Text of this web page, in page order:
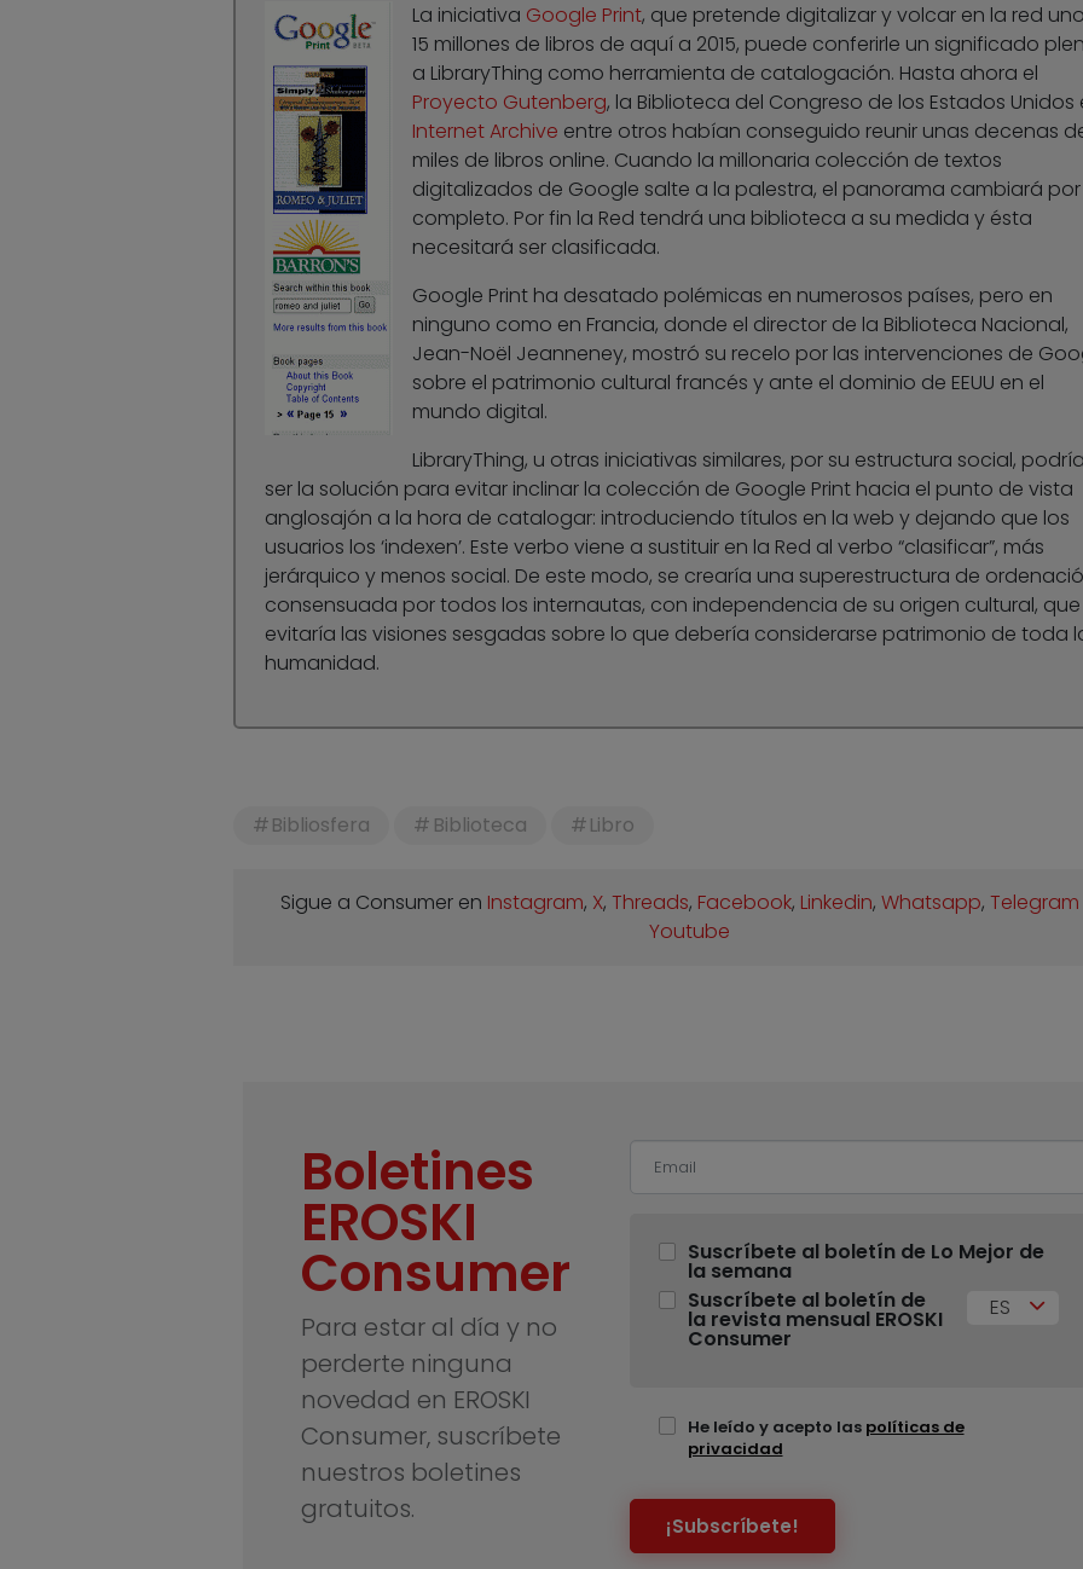
La iniciativa Google Print, que pretende digitalizar y volcar en la red
15 millones de libros de aquí a 2015, puede conferirle un significado
a LibraryThing como herramienta de catalogación. Hasta ahora el
Proyecto Gutenberg, la Biblioteca del Congreso de los Estados Unidos
Internet Archive entre otros habían conseguido reunir unas decenas
miles de libros online. Cuando la millonaria colección de textos
digitalizados de Google salte a la palestra, el panorama cambiará por
completo. Por fin la Red tendrá una biblioteca a su medida y ésta
necesitará ser clasificada.
Google Print ha desatado polémicas en numerosos países, pero en
ninguno como en Francia, donde el director de la Biblioteca Nacional,
Jean-Noël Jeanneney, mostró su recelo por las intervenciones de
sobre el patrimonio cultural francés y ante el dominio de EEUU en el
mundo digital.
LibraryThing, u otras iniciativas similares, por su estructura social,
ser la solución para evitar inclinar la colección de Google Print hacia el punto de vista
anglosajón a la hora de catalogar: introduciendo títulos en la web y dejando que los
usuarios los ‘indexen’. Este verbo viene a sustituir en la Red al verbo “clasificar”, más
jerárquico y menos social. De este modo, se crearía una superestructura de
consensuada por todos los internautas, con independencia de su origen cultural, que
evitaría las visiones sesgadas sobre lo que debería considerarse patrimonio de toda
humanidad.
Bibliosfera Biblioteca Libro
Sigue a Consumer en Instagram, X,Threads, Facebook, Linkedin,Whatsapp,Telegram
Youtube
Boletines
EROSKI
Consumer
Para estar al día y no
perderte ninguna
novedad en EROSKI
Consumer, suscríbete
nuestros boletines
gratuitos.
Suscríbete al boletín de Lo Mejor de
la semana
Suscríbete al boletín de
la revista mensual EROSKI
Consumer
ES
He leído y acepto las políticas de
privacidad
¡Subscríbete!